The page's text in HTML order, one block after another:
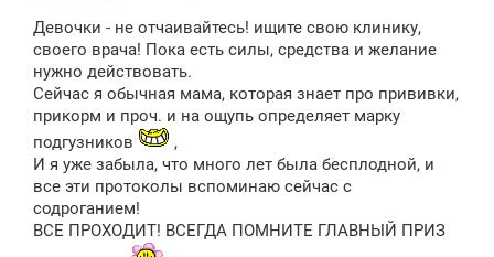
б
щ
н
и
Девочки - не отчаивайтесь! ищите свою клинику,
своего врача! Пока есть силы, средства и желание
нужно действовать.
Сейчас я обычная мама, которая знает про прививки,
прикорм и проч. и на ощупь определяет марку
подгузников
,
И я уже забыла, что много лет была бесплодной, и
все эти протоколы вспоминаю сейчас с
содроганием!
ВСЕ ПРОХОДИТ! ВСЕГДА ПОМНИТЕ ГЛАВНЫЙ ПРИЗ